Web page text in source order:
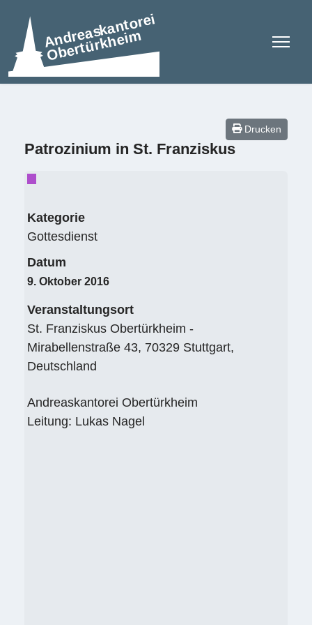
Drucken
Patrozinium in St. Franziskus
Kategorie
Gottesdienst
Datum
9. Oktober 2016
Veranstaltungsort
St. Franziskus Obertürkheim -
Mirabellenstraße 43, 70329 Stuttgart,
Deutschland
Andreaskantorei Obertürkheim
Leitung: Lukas Nagel